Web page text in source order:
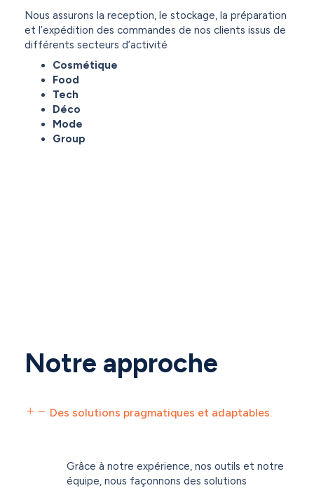
Nous assurons la reception, le stockage, la préparation
et l’expédition des commandes de nos clients issus de
différents secteurs d’activité
Cosmétique
Food
Tech
Déco
Mode
Group
Notre approche
Des solutions pragmatiques et adaptables.
Grâce à notre expérience, nos outils et notre
équipe, nous façonnons des solutions